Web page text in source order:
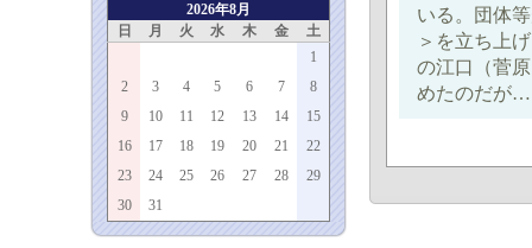
2026年8月
日
月 火 水 木 金
土
1
2
3 4 5 6 7
8
9
10 11 12 13 14
15
16
17 18 19 20 21
22
23
24 25 26 27 28
29
30
31
いる。団体
＞を立ち上
の江口（菅
めたのだが